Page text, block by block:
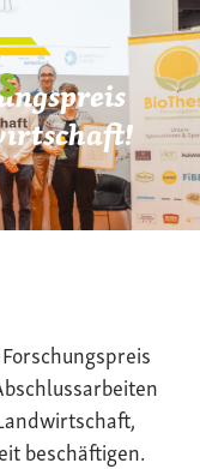
beschäftigen.